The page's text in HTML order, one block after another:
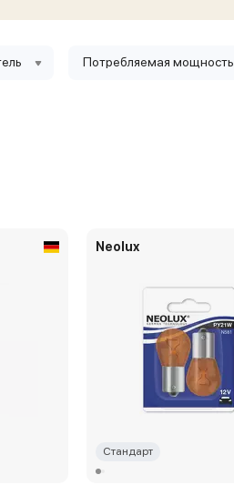
Потребляемая мощность
Neolux
Стандарт